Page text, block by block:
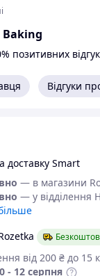
форму
для випічки
Baking
позитивних
Відгуки
доставку Smart
— в магазини
— у відділення
від 200 ₴ до 15
- 12 серпня